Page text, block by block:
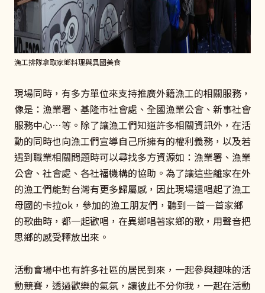
漁工排隊拿取家鄉料理與異國美食
現場同時，有多方單位來支持推廣外籍漁工的相關服務，
像是：漁業署、基隆市社會處、全國漁業公會、新事社會
服務中心…等。除了讓漁工們知道許多相關資訊外，在活
動的同時也向漁工們宣導自己所擁有的權利義務，以及若
遇到職業相關問題時可以尋找多方資源如：漁業署、漁業
公會、社會處、各社福機構的協助。為了讓這些離家在外
的漁工們能對台灣有更多歸屬感，因此現場還唱起了漁工
母國的卡拉ok，參加的漁工朋友們，聽到一首一首家鄉
的歌曲時，都一起歡唱，在異鄉唱著家鄉的歌，用聲音把
思鄉的感受釋放出來。
活動會場中也有許多社區的居民到來，一起參與趣味的活
動競賽，透過歡樂的氣氛，讓彼此不分你我，一起在活動